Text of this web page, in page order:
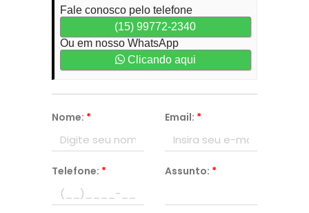
Fale conosco pelo telefone
(15) 99772-2340
Ou em nosso WhatsApp
Clicando aqui
Nome: * Email: *
Telefone: * Assunto: *